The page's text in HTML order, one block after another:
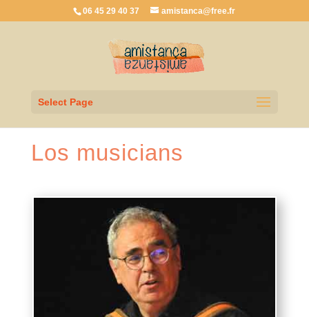
06 45 29 40 37 amistanca@free.fr
Select Page
Los musicians